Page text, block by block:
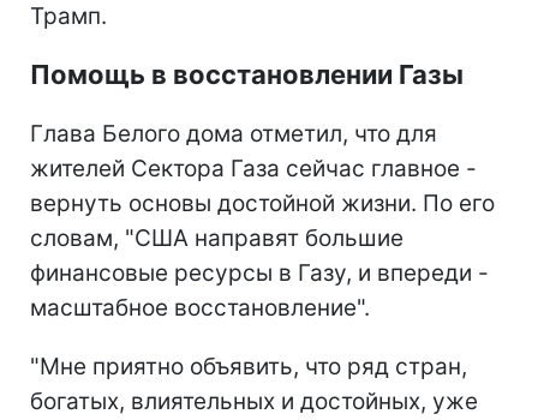
Трамп.
Помощь в восстановлении Газы
Глава Белого дома отметил, что для
жителей Сектора Газа сейчас главное -
вернуть основы достойной жизни. По его
словам, "США направят большие
финансовые ресурсы в Газу, и впереди -
масштабное восстановление".
"Мне приятно объявить, что ряд стран,
богатых, влиятельных и достойных, уже